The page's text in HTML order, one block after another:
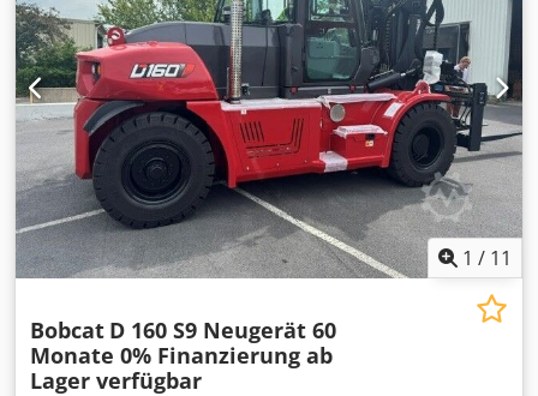
1 / 11
Bobcat D 160 S9 Neugerät 60
Monate 0% Finanzierung ab
Lager verfügbar